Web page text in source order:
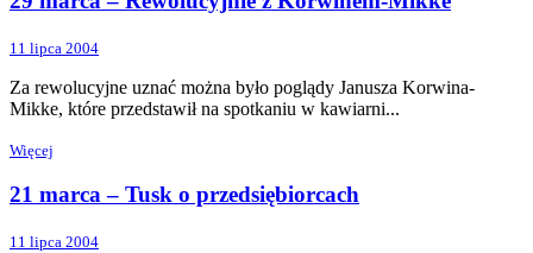
11 lipca 2004
Za rewolucyjne uznać można było poglądy Janusza Korwina-
Mikke, które przedstawił na spotkaniu w kawiarni...
Więcej
21 marca – Tusk o przedsiębiorcach
11 lipca 2004